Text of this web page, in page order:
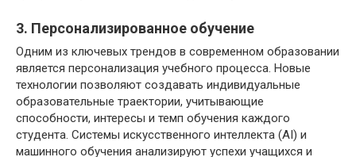
3. Персонализированное обучение
Одним из ключевых трендов в современном образовании
является персонализация учебного процесса. Новые
технологии позволяют создавать индивидуальные
образовательные траектории, учитывающие
способности, интересы и темп обучения каждого
студента. Системы искусственного интеллекта (AI) и
машинного обучения анализируют успехи учащихся и